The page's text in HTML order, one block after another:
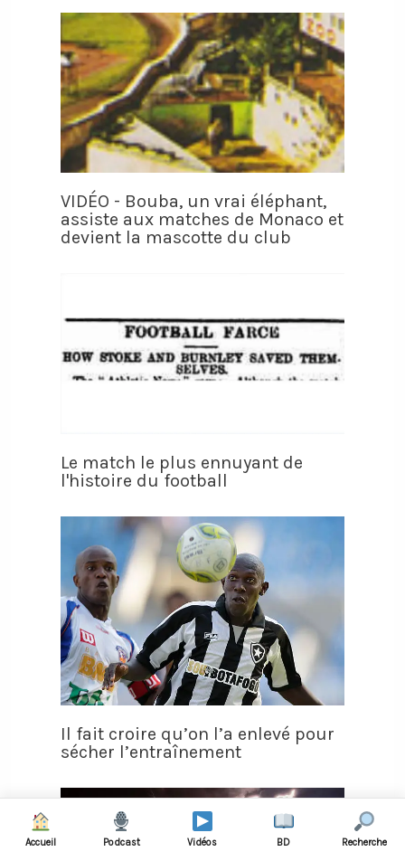
VIDÉO - Bouba, un vrai éléphant,
assiste aux matches de Monaco et
devient la mascotte du club
Le match le plus ennuyant de
l'histoire du football
Il fait croire qu’on l’a enlevé pour
sécher l’entraînement
Accueil Podcast Vidéos BD Recherche